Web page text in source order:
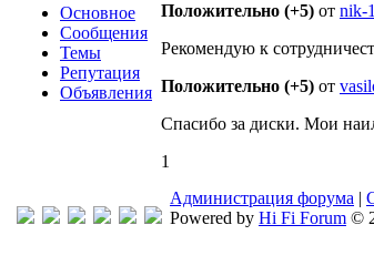
Основное
Сообщения
Темы
Репутация
Объявления
Положительно (+5) от nik-
Рекомендую к
Положительно (+5) от
Спасибо за диски. Мои
1
Администрация форума |
Powered by Hi Fi Forum ©